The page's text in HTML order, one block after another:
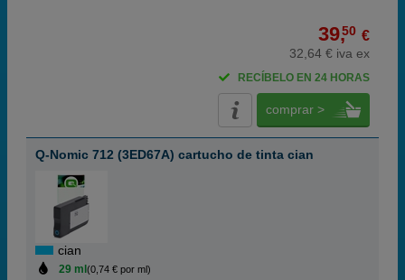
39,50 €
32,64 € iva ex
RECÍBELO EN 24 HORAS
comprar >
Q-Nomic 712 (3ED67A) cartucho de tinta cian
cian
29 ml (0,74 € por ml)